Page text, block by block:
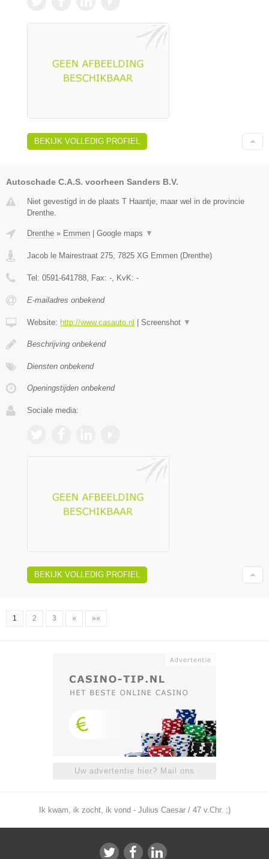
BEKIJK VOLLEDIG PROFIEL
Autoschade C.A.S. voorheen Sanders B.V.
Niet gevestigd in de plaats T Haantje, maar wel in de provincie
Drenthe.
Drenthe » Emmen Google maps ▼
Jacob le Mairestraat 275 7825 XG Emmen (Drenthe)
Tel: 0591-641788 , Fax: - , KvK: -
E-mailadres onbekend
Website: http://www.casauto.nl Screenshot ▼
Beschrijving onbekend
Diensten onbekend
Openingstijden onbekend
Sociale media:
BEKIJK VOLLEDIG PROFIEL
1 2 3 » »»
Uw advertentie hier? Mail ons
Ik kwam, ik zocht, ik vond - Julius Caesar / 47 v.Chr. ;)